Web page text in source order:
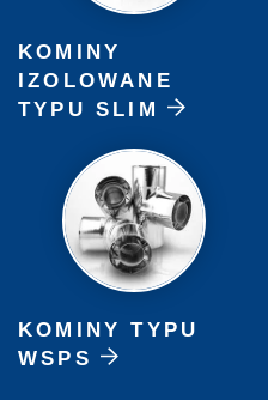
KOMINY
IZOLOWANE
TYPU SLIM
KOMINY TYPU
WSPS